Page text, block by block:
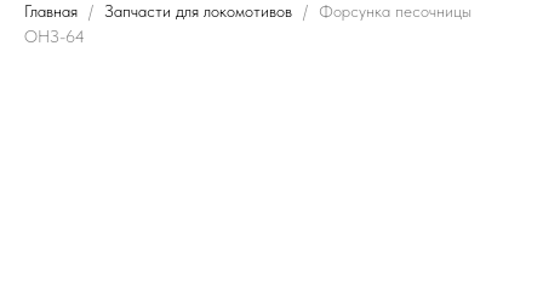
Главная Запчасти для локомотивов
Форсунка песочницы
ОНЗ-64